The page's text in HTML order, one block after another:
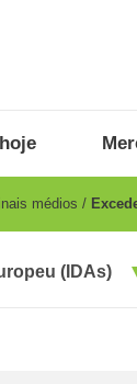
médios
(IDAs)